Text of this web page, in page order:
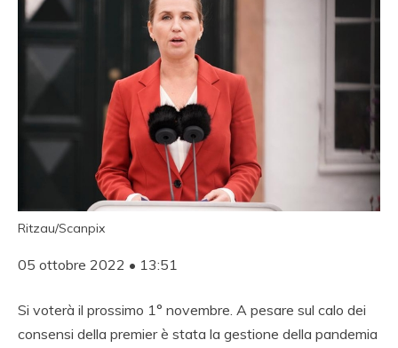
Ritzau/Scanpix
05 ottobre 2022 • 13:51
Si voterà il prossimo 1° novembre. A pesare sul calo dei
consensi della premier è stata la gestione della pandemia